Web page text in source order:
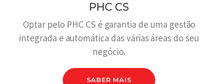
PHC CS
Optar pelo PHC CS é garantia de uma gestão
integrada e automática das várias áreas do seu
negócio.
SABER MAIS